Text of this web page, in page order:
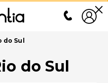
do Sul
do Sul